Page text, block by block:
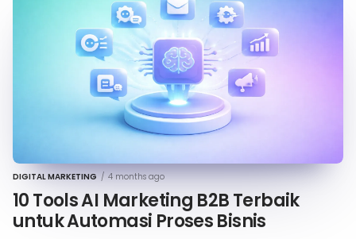
DIGITAL MARKETING / 4 months ago
10 Tools AI Marketing B2B Terbaik
untuk Automasi Proses Bisnis